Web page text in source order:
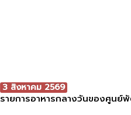
3 สิงหาคม 2569
รายการอาหารกลางวันของศูน